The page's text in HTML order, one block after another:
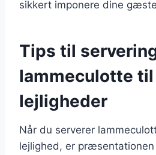
sikkert imponere dine
Tips til
lammeculotte
lejligheder
Når du serverer
lejlighed, er